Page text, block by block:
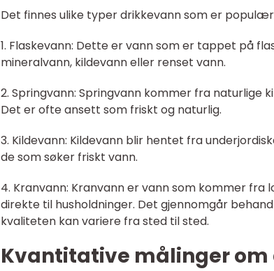
Det finnes ulike typer drikkevann som er
1. Flaskevann: Dette er vann som er tappet på
mineralvann, kildevann eller renset vann.
2. Springvann: Springvann kommer fra naturlige
Det er ofte ansett som friskt og naturlig.
3. Kildevann: Kildevann blir hentet fra
de som søker friskt vann.
4. Kranvann: Kranvann er vann som kommer
direkte til husholdninger. Det gjennomgår
kvaliteten kan variere fra sted til sted.
Kvantitative målinger